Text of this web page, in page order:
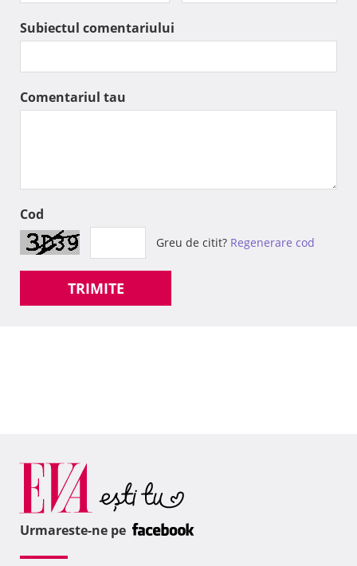
Subiectul comentariului
Comentariul tau
Cod
Greu de citit? Regenerare cod
TRIMITE
Urmareste-ne pe